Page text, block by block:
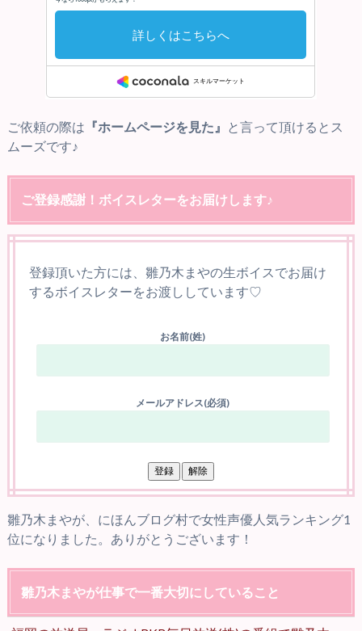
ご依頼の際は 『ホームページを見た』
と言って頂けるとス
ムーズです♪
ご登録感謝！ボイスレターをお届けします♪
登録頂いた方には、雛乃木まやの生ボイスでお届け
するボイスレターをお渡ししています♡
お名前(姓)
メールアドレス(必須)
雛乃木まやが、にほんブログ村で女性声優人気ランキング1
位になりました。ありがとうございます！
雛乃木まやが仕事で一番大切にしていること